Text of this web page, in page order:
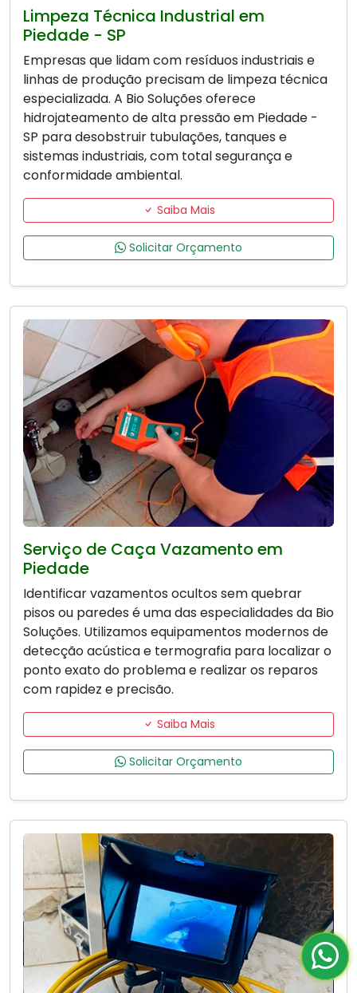
Limpeza Técnica Industrial em
Piedade - SP
Empresas que lidam com resíduos industriais e
linhas de produção precisam de limpeza técnica
especializada. A Bio Soluções oferece
hidrojateamento de alta pressão em Piedade -
SP para desobstruir tubulações, tanques e
sistemas industriais, com total segurança e
conformidade ambiental.
Saiba Mais
Solicitar Orçamento
Serviço de Caça Vazamento em
Piedade
Identificar vazamentos ocultos sem quebrar
pisos ou paredes é uma das especialidades da Bio
Soluções. Utilizamos equipamentos modernos de
detecção acústica e termografia para localizar o
ponto exato do problema e realizar os reparos
com rapidez e precisão.
Saiba Mais
Solicitar Orçamento